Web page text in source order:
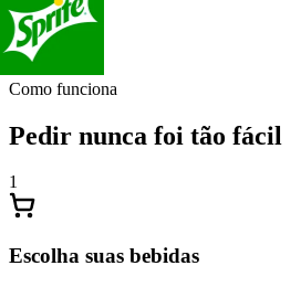
Como funciona
Pedir nunca foi tão fácil
1
Escolha suas bebidas